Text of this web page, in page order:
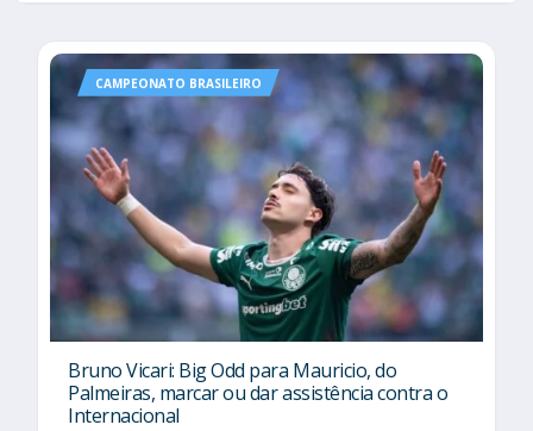
CAMPEONATO BRASILEIRO
Bruno Vicari: Big Odd para Mauricio, do
Palmeiras, marcar ou dar assistência contra o
Internacional